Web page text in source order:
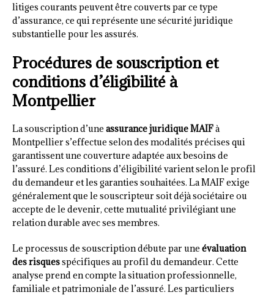
litiges courants peuvent être couverts par ce type
d’assurance, ce qui représente une sécurité juridique
substantielle pour les assurés.
Procédures de souscription et
conditions d’éligibilité à
Montpellier
La souscription d’une assurance juridique MAIFà
Montpellier s’effectue selon des modalités précises qui
garantissent une couverture adaptée aux besoins de
l’assuré. Les conditions d’éligibilité varient selon le profil
du demandeur et les garanties souhaitées. La MAIF exige
généralement que le souscripteur soit déjà sociétaire ou
accepte de le devenir, cette mutualité privilégiant une
relation durable avec ses membres.
Le processus de souscription débute par une évaluation
des risquesspécifiques au profil du demandeur. Cette
analyse prend en compte la situation professionnelle,
familiale et patrimoniale de l’assuré. Les particuliers